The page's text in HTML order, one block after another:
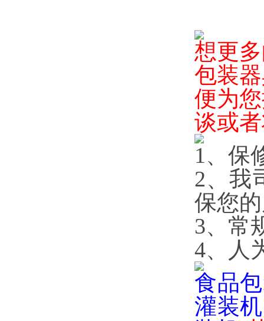
想更
包装
便为
谈或
1、保
2、我
保您
3、常
4、人
食品
灌装机